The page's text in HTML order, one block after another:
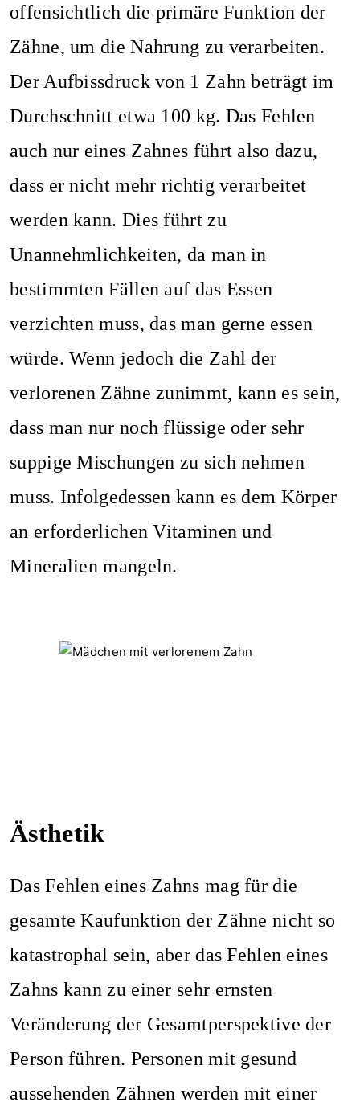
offensichtlich die primäre Funktion der
Zähne, um die Nahrung zu verarbeiten.
Der Aufbissdruck von 1 Zahn beträgt im
Durchschnitt etwa 100 kg. Das Fehlen
auch nur eines Zahnes führt also dazu,
dass er nicht mehr richtig verarbeitet
werden kann. Dies führt zu
Unannehmlichkeiten, da man in
bestimmten Fällen auf das Essen
verzichten muss, das man gerne essen
würde. Wenn jedoch die Zahl der
verlorenen Zähne zunimmt, kann es sein,
dass man nur noch flüssige oder sehr
suppige Mischungen zu sich nehmen
muss. Infolgedessen kann es dem Körper
an erforderlichen Vitaminen und
Mineralien mangeln.
Ästhetik
Das Fehlen eines Zahns mag für die
gesamte Kaufunktion der Zähne nicht so
katastrophal sein, aber das Fehlen eines
Zahns kann zu einer sehr ernsten
Veränderung der Gesamtperspektive der
Person führen. Personen mit gesund
aussehenden Zähnen werden mit einer